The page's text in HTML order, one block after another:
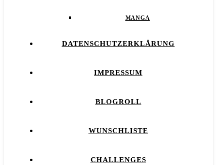
MANGA
DATENSCHUTZERKLÄRUNG
IMPRESSUM
BLOGROLL
WUNSCHLISTE
CHALLENGES